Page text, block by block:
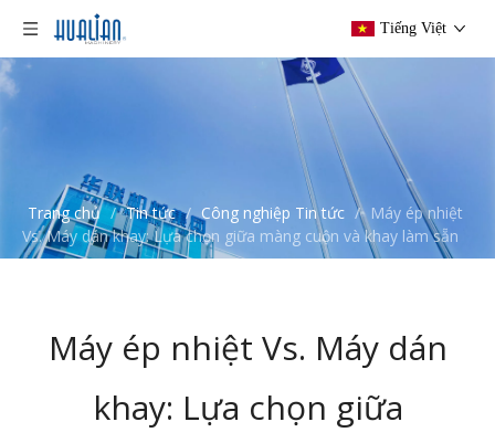
Tiếng Việt
Trang chủ / Tin tức / Công nghiệp Tin tức / Máy ép nhiệt
Vs. Máy dán khay: Lựa chọn giữa màng cuộn và khay làm sẵn
Máy ép nhiệt Vs. Máy dán
khay: Lựa chọn giữa